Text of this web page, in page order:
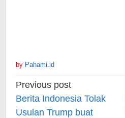
by Pahami.id
Post
navigation
Previous post
Berita Indonesia Tolak
Usulan Trump buat